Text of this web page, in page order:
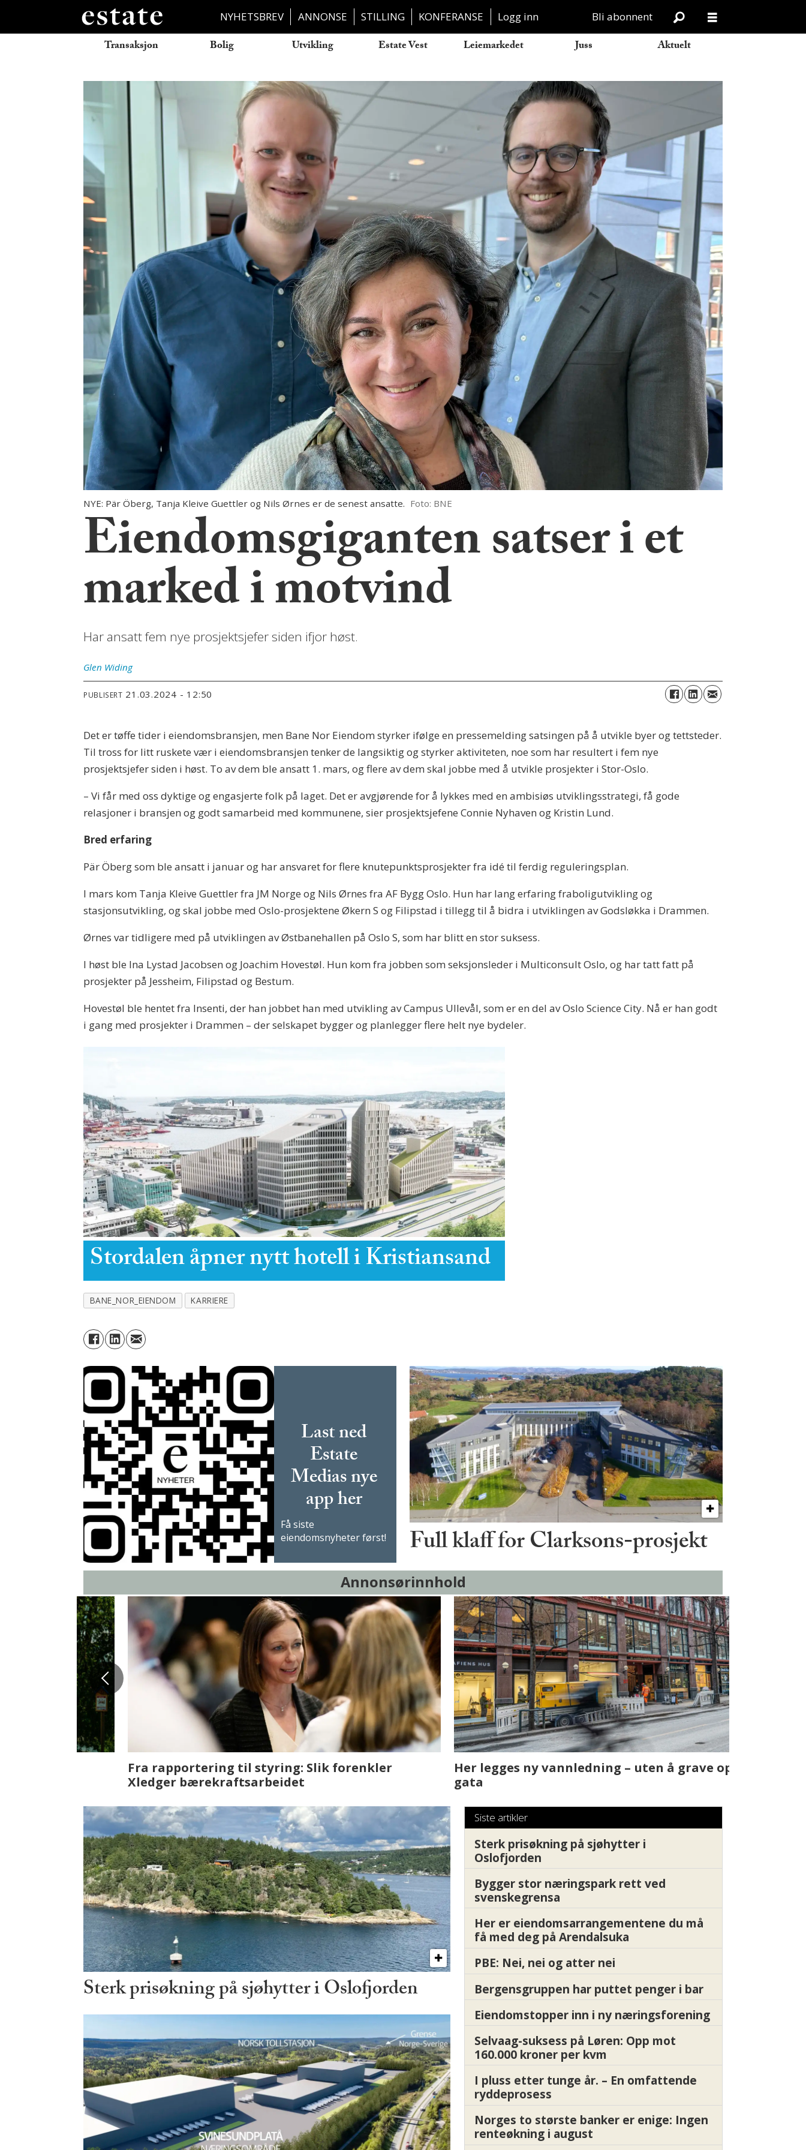
NYHETSBREV ANNONSE STILLING KONFERANSE Logg inn Bli abonnent
Transaksjon Bolig Utvikling Estate Vest Leiemarkedet Juss Aktuelt
NYE: Pär Öberg, Tanja Kleive Guettler og Nils Ørnes er de senest ansatte. Foto: BNE
Eiendomsgiganten satser i et
marked i motvind
Har ansatt fem nye prosjektsjefer siden ifjor høst.
Glen Widing
PUBLISERT 21.03.2024 - 12:50
Det er tøffe tider i eiendomsbransjen, men Bane Nor Eiendom styrker ifølge en pressemelding satsingen på å utvikle byer og tettsteder.
Til tross for litt ruskete vær i eiendomsbransjen tenker de langsiktig og styrker aktiviteten, noe som har resultert i fem nye
prosjektsjefer siden i høst. To av dem ble ansatt 1. mars, og flere av dem skal jobbe med å utvikle prosjekter i Stor-Oslo.
– Vi får med oss dyktige og engasjerte folk på laget. Det er avgjørende for å lykkes med en ambisiøs utviklingsstrategi, få gode
relasjoner i bransjen og godt samarbeid med kommunene, sier prosjektsjefene Connie Nyhaven og Kristin Lund.
Bred erfaring
Pär Öberg som ble ansatt i januar og har ansvaret for flere knutepunktsprosjekter fra idé til ferdig reguleringsplan.
I mars kom Tanja Kleive Guettler fra JM Norge og Nils Ørnes fra AF Bygg Oslo. Hun har lang erfaring fraboligutvikling og
stasjonsutvikling, og skal jobbe med Oslo-prosjektene Økern S og Filipstad i tillegg til å bidra i utviklingen av Godsløkka i Drammen.
Ørnes var tidligere med på utviklingen av Østbanehallen på Oslo S, som har blitt en stor suksess.
I høst ble Ina Lystad Jacobsen og Joachim Hovestøl. Hun kom fra jobben som seksjonsleder i Multiconsult Oslo, og har tatt fatt på
prosjekter på Jessheim, Filipstad og Bestum.
Hovestøl ble hentet fra Insenti, der han jobbet han med utvikling av Campus Ullevål, som er en del av Oslo Science City. Nå er han godt
i gang med prosjekter i Drammen – der selskapet bygger og planlegger flere helt nye bydeler.
Stordalen åpner nytt hotell i Kristiansand
BANE_NOR_EIENDOM KARRIERE
Last ned
Estate
Medias nye
app her
Få siste
eiendomsnyheter først!
Full klaff for Clarksons-prosjekt
Annonsørinnhold
Fenistra endrer eiendomsbransjen med AI. Slik
ser vi på fremtiden
Det er i Drammen det skjer
Sterk prisøkning på sjøhytter i Oslofjorden
Siste artikler
Sterk prisøkning på sjøhytter i
Oslofjorden
Bygger stor næringspark rett ved
svenskegrensa
Her er eiendomsarrangementene du må
få med deg på Arendalsuka
PBE: Nei, nei og atter nei
Bergensgruppen har puttet penger i bar
Eiendomstopper inn i ny næringsforening
Selvaag-suksess på Løren: Opp mot
160.000 kroner per kvm
I pluss etter tunge år. – En omfattende
ryddeprosess
Norges to største banker er enige: Ingen
renteøkning i august